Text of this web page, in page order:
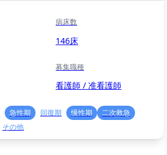
病床数
146床
募集職種
看護師 / 准看護師
急性期 回復期 慢性期
二次救急
その他